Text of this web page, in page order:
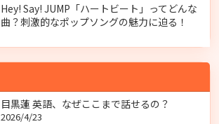
Hey! Say! JUMP「ハートビート」ってどんな
曲？刺激的なポップソングの魅力に迫る！
目黒蓮 英語、なぜここまで話せるの？
2026/4/23